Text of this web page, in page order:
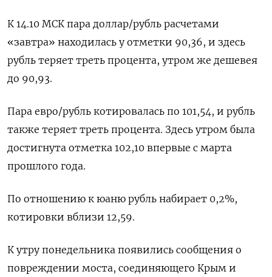
К 14.10 МСК пара доллар/рубль расчетами
«завтра» находилась у отметки 90,36, и здесь
рубль теряет треть процента, утром же дешевея
до 90,93.
Пара евро/рубль котировалась по 101,54, и рубль
также теряет треть процента. Здесь утром была
достигнута отметка 102,10 впервые с марта
прошлого года.
По отношению к юаню рубль набирает 0,2%,
котировки вблизи 12,59.
К утру понедельника появились сообщения о
повреждении моста, соединяющего Крым и